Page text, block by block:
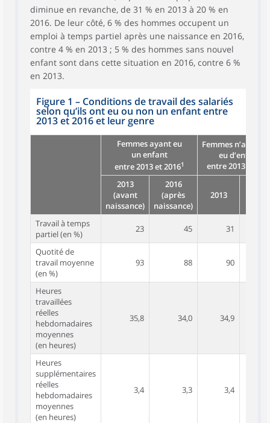
diminue en revanche, de 31 % en 2013 à 20 % en
2016. De leur côté, 6 % des hommes occupent un
emploi à temps partiel après une naissance en 2016,
contre 4 % en 2013 ; 5 % des hommes sans nouvel
enfant sont dans cette situation en 2016, contre 6 %
en 2013.
Figure 1 – Conditions de travail des salariés
selon qu’ils ont eu ou non un enfant entre
2013 et 2016 et leur genre
Femmes ayant eu
un enfant
entre 2013 et 20161
Femmes n’ayant
eu d’enfant
entre 2013 et
2013
(avant
naissance)
2016
(après
naissance)
2013
Travail à temps
partiel (en %)
23 45 31
Quotité de
travail moyenne
(en %)
93 88 90
Heures
travaillées
réelles
hebdomadaires
moyennes
(en heures)
35,8 34,0 34,9
Heures
supplémentaires
réelles
hebdomadaires
moyennes
(en heures)
3,4 3,3 3,4